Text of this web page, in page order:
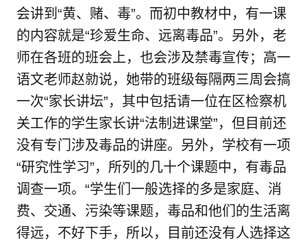
会讲到“黄、赌、毒”。而初中教材中，有一课
的内容就是“珍爱生命、远离毒品”。另外，老
师在各班的班会上，也会涉及禁毒宣传；高一
语文老师赵勍说，她带的班级每隔两三周会搞
一次“家长讲坛”，其中包括请一位在区检察机
关工作的学生家长讲“法制进课堂”，但目前还
没有专门涉及毒品的讲座。另外，学校有一项
“研究性学习”，所列的几十个课题中，有毒品
调查一项。“学生们一般选择的多是家庭、消
费、交通、污染等课题，毒品和他们的生活离
得远，不好下手，所以，目前还没有人选择这